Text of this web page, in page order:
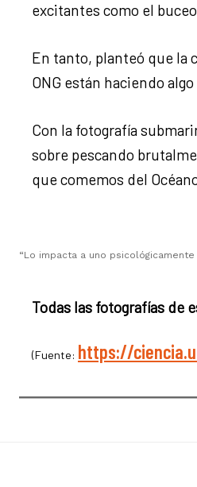
excitantes como el
En tanto, planteó que la
ONG están haciendo
Con la fotografía
sobre pescando
que comemos del
“Lo impacta a uno
Todas las fotografías de
(Fuente: https://